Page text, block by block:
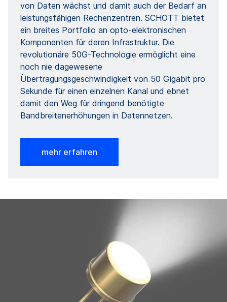
von Daten wächst und damit auch der Bedarf an
leistungsfähigen Rechenzentren. SCHOTT bietet
ein breites Portfolio an opto-elektronischen
Komponenten für deren Infrastruktur. Die
revolutionäre 50G-Technologie ermöglicht eine
noch nie dagewesene
Übertragungsgeschwindigkeit von 50 Gigabit pro
Sekunde für einen einzelnen Kanal und ebnet
damit den Weg für dringend benötigte
Bandbreitenerhöhungen in Datennetzen.
mehr erfahren